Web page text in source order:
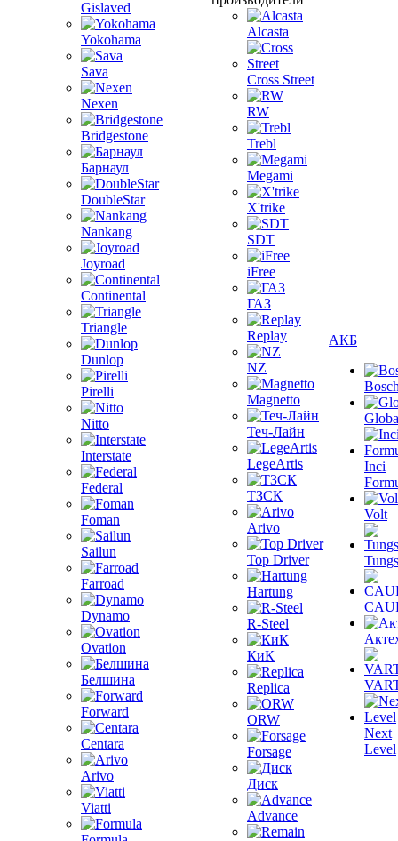
Gislaved
Yokohama
Sava
Nexen
Bridgestone
Барнаул
DoubleStar
Nankang
Joyroad
Continental
Triangle
Dunlop
Pirelli
Nitto
Interstate
Federal
Foman
Sailun
Farroad
Dynamo
Ovation
Белшина
Forward
Centara
Arivo
Viatti
Alcasta
Cross Street
RW
Trebl
Megami
X'trike
SDT
iFree
ГАЗ
Replay
NZ
Magnetto
Теч-Лайн
LegeArtis
ТЗСК
Arivo
Top Driver
Hartung
R-Steel
КиК
Replica
ORW
Forsage
Диск
Advance
АКБ
Inci
Volt
Next
Level